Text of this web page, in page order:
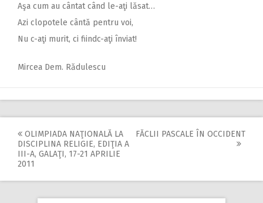
Aşa cum au cântat când le-aţi lăsat…
Azi clopotele cântă pentru voi,
Nu c-aţi murit, ci fiindc-aţi înviat!
Mircea Dem. Rădulescu
Post
navigation
OLIMPIADA NAŢIONALĂ LA
DISCIPLINA RELIGIE, EDIŢIA A
III-A, GALAŢI, 17-21 APRILIE
2011
FĂCLII PASCALE ÎN OCCIDENT